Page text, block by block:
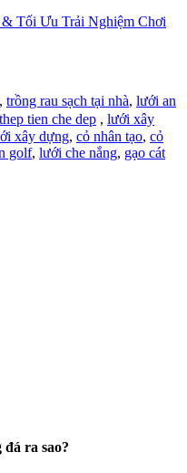
Tối Ưu Trải Nghiệm Chơi
, trồng rau sạch tại nhà, lưới an
tien che dep , lưới xây
xây dựng, cỏ nhân tạo, cỏ
golf, lưới che nắng, gạo cát
ra sao?